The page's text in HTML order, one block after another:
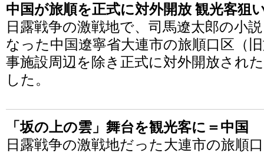
中国が旅順を正式に対外開放 観光客狙
日露戦争の激戦地で、司馬遼太郎の小
なった中国遼寧省大連市の旅順口区（
事施設周辺を除き正式に対外開放され
した。
「坂の上の雲」舞台を観光客に＝中国
日露戦争の激戦地だった大連市の旅順